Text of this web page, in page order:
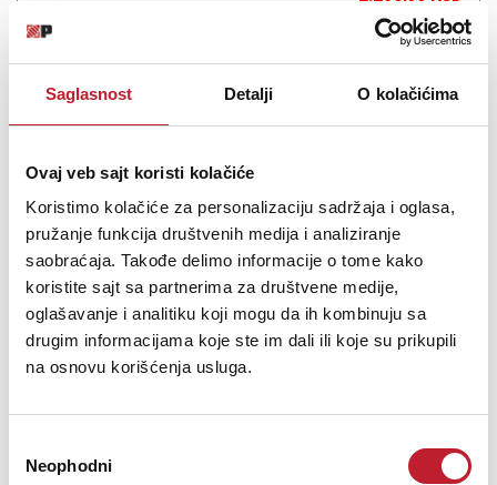
Saglasnost Detalji O kolačićima
Ovaj veb sajt koristi kolačiće
Koristimo kolačiće za personalizaciju sadržaja i oglasa,
pružanje funkcija društvenih medija i analiziranje
saobraćaja. Takođe delimo informacije o tome kako
koristite sajt sa partnerima za društvene medije,
oglašavanje i analitiku koji mogu da ih kombinuju sa
drugim informacijama koje ste im dali ili koje su prikupili
na osnovu korišćenja usluga.
сагласности
Neophodni
A pair of retractable stiff wire drum brushes with hard black plastic
handles.
Na stanju
DODAJ U KORPU